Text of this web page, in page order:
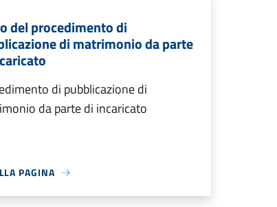
del procedimento di
di matrimonio da parte
di pubblicazione di
da parte di incaricato
PAGINA